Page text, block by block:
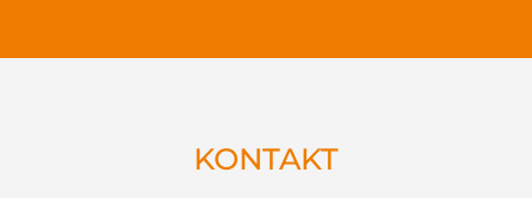
KONTAKT